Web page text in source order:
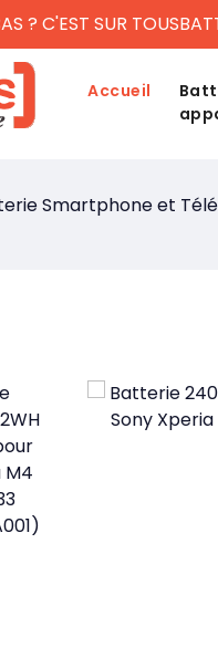
? C'EST SUR
Accueil
Smartphone et